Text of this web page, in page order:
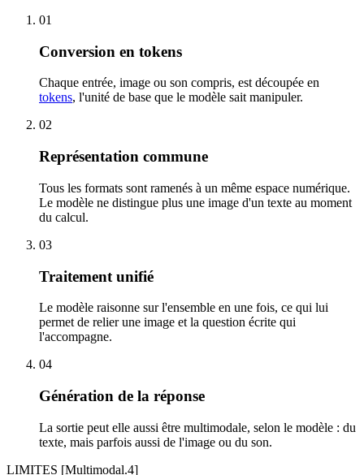
01
Conversion en tokens
Chaque entrée, image ou son compris, est découpée en
tokens, l'unité de base que le modèle sait manipuler.
02
Représentation commune
Tous les formats sont ramenés à un même espace numérique.
Le modèle ne distingue plus une image d'un texte au moment
du calcul.
03
Traitement unifié
Le modèle raisonne sur l'ensemble en une fois, ce qui lui
permet de relier une image et la question écrite qui
l'accompagne.
04
Génération de la réponse
La sortie peut elle aussi être multimodale, selon le modèle : du
texte, mais parfois aussi de l'image ou du son.
LIMITES [Multimodal.4]